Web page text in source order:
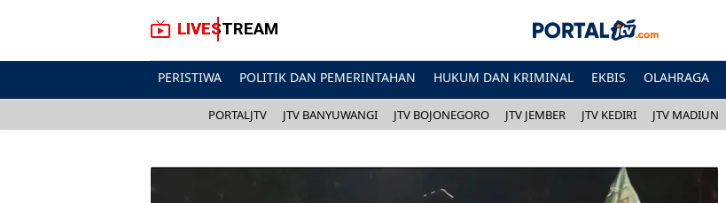
LIVESTREAM
PERISTIWA POLITIK DAN PEMERINTAHAN HUKUM DAN KRIMINAL EKBIS OLAHRAGA
PORTALJTV JTV BANYUWANGI JTV BOJONEGORO JTV JEMBER JTV KEDIRI JTV MADIUN